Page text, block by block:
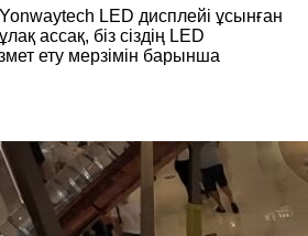
LED дисплейі ұсынған
ассақ, біз сіздің LED
ету мерзімін барынша